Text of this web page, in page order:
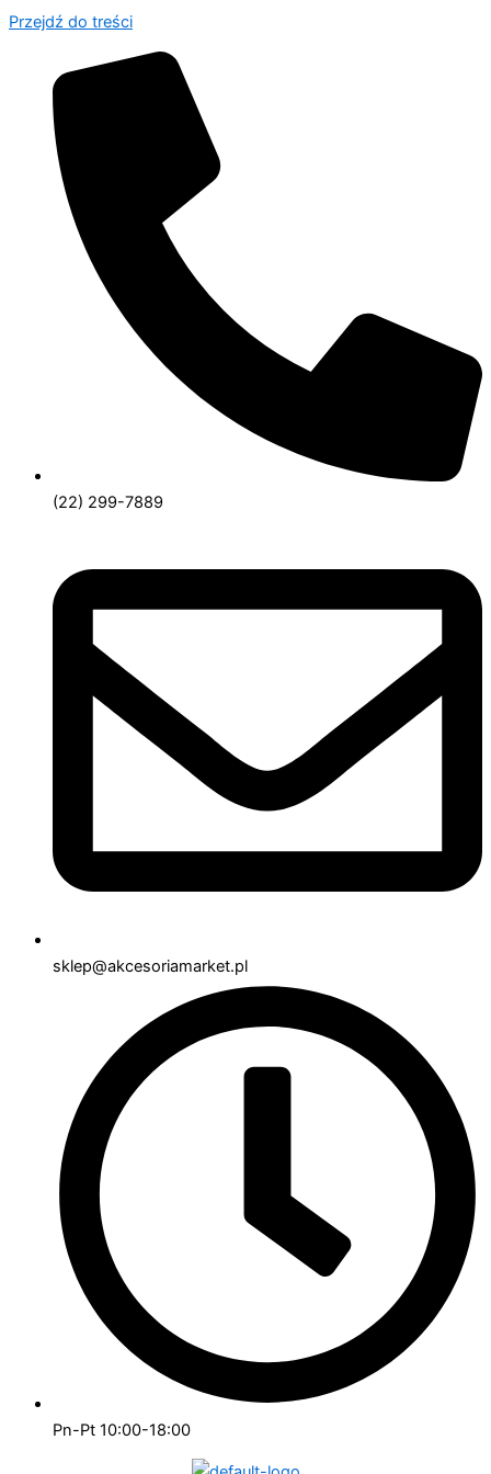
Przejdź do treści
(22) 299-7889
sklep@akcesoriamarket.pl
Pn-Pt 10:00-18:00